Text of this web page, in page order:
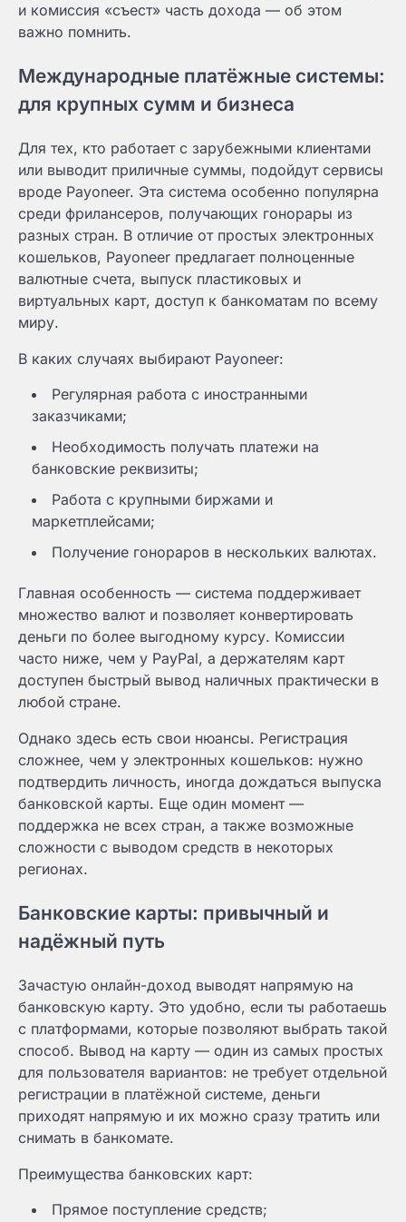
и комиссия «съест» часть дохода — об этом
важно помнить.
Международные платёжные системы:
для крупных сумм и бизнеса
Для тех, кто работает с зарубежными клиентами
или выводит приличные суммы, подойдут сервисы
вроде Payoneer. Эта система особенно популярна
среди фрилансеров, получающих гонорары из
разных стран. В отличие от простых электронных
кошельков, Payoneer предлагает полноценные
валютные счета, выпуск пластиковых и
виртуальных карт, доступ к банкоматам по всему
миру.
В каких случаях выбирают Payoneer:
Регулярная работа с иностранными
заказчиками;
Необходимость получать платежи на
банковские реквизиты;
Работа с крупными биржами и
маркетплейсами;
Получение гонораров в нескольких валютах.
Главная особенность — система поддерживает
множество валют и позволяет конвертировать
деньги по более выгодному курсу. Комиссии
часто ниже, чем у PayPal, а держателям карт
доступен быстрый вывод наличных практически в
любой стране.
Однако здесь есть свои нюансы. Регистрация
сложнее, чем у электронных кошельков: нужно
подтвердить личность, иногда дождаться выпуска
банковской карты. Еще один момент —
поддержка не всех стран, а также возможные
сложности с выводом средств в некоторых
регионах.
Банковские карты: привычный и
надёжный путь
Зачастую онлайн-доход выводят напрямую на
банковскую карту. Это удобно, если ты работаешь
с платформами, которые позволяют выбрать такой
способ. Вывод на карту — один из самых простых
для пользователя вариантов: не требует отдельной
регистрации в платёжной системе, деньги
приходят напрямую и их можно сразу тратить или
снимать в банкомате.
Преимущества банковских карт:
Прямое поступление средств;